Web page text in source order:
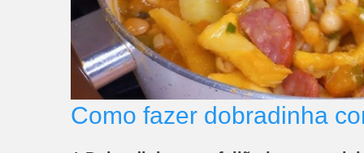
Como fazer dobradinha